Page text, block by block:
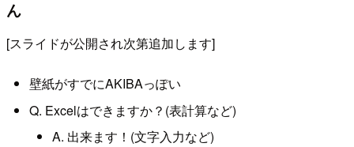
ん
[スライドが公開され次第追加します]
壁紙がすでにAKIBAっぽい
Q. Excelはできますか？(表計算など)
A. 出来ます！(文字入力など)